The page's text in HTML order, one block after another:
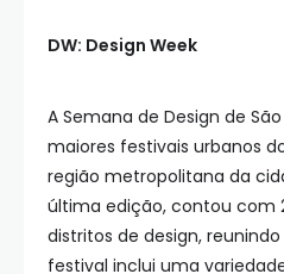
DW: Design Week
A Semana de Design de
maiores festivais urbanos
região metropolitana da
última edição, contou com
distritos de design, reunindo
festival inclui uma